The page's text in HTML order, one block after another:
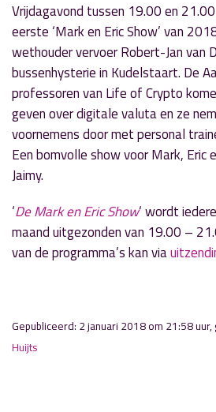
« Vorig nieuwsbericht
Speciale gast in 'Uur van Puur'
2 januari 2018
Kees Tromp van de 'Ezelkeet'
Mangel'
3 januari 2018
Vrijdagavond tussen 19.00 en
eerste ‘Mark en Eric Show’ van
wethouder vervoer Robert-Jan van
bussenhysterie in Kudelstaart. De
professoren van Life of Crypto
geven over digitale valuta en ze
voornemens door met personal
Een bomvolle show voor Mark, Eric
Jaimy.
‘De Mark en Eric Show‘ wordt
maand uitgezonden van 19.00 –
van de programma’s kan via
Gepubliceerd: 2 januari 2018 om 21:58
Huijts